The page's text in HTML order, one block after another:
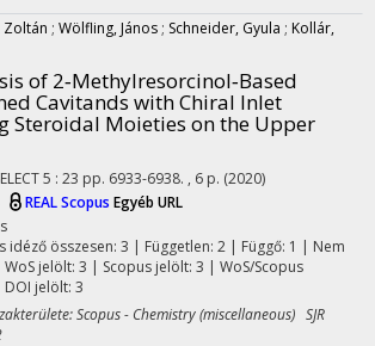
Zoltán ; Wölfling, János ; Schneider, Gyula ; Kollár,
of 2‐Methylresorcinol‐Based
Cavitands with Chiral Inlet
Steroidal Moieties on the Upper
5 : 23 pp. 6933-6938. , 6 p. (2020)
REALScopus Egyéb URL
idéző összesen: 3 | Független: 2 | Függő: 1 | Nem
jelölt: 3 | Scopus jelölt: 3 | WoS/Scopus
jelölt: 3
Scopus - Chemistry (miscellaneous) SJR